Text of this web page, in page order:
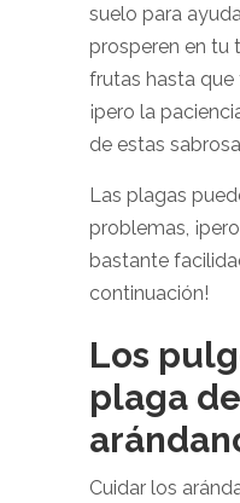
suelo para
prosperen en tu
frutas hasta que
¡pero la
de estas
Las plagas
problemas,
bastante
continuación!
Los
plaga
Cuidar los